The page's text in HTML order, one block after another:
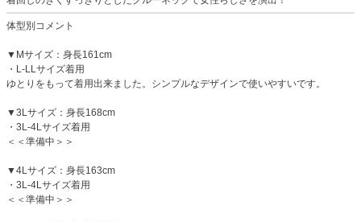
体型別コメント
▼Mサイズ：身長161cm
・L-LLサイズ着用
ゆとりをもって着用出来ました。シンプルなデザインで使いやすいです。
▼3Lサイズ：身長168cm
・3L-4Lサイズ着用
＜＜準備中＞＞
▼4Lサイズ：身長163cm
・3L-4Lサイズ着用
＜＜準備中＞＞